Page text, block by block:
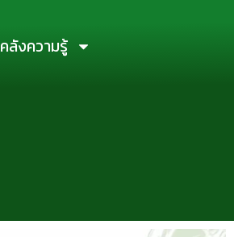
คลังความรู้